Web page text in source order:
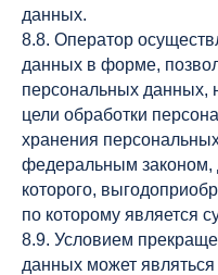
данных.
8.8. Оператор
данных в форме,
персональных данных,
цели обработки
хранения
федеральным законом,
которого,
по которому является
8.9. Условием
данных может